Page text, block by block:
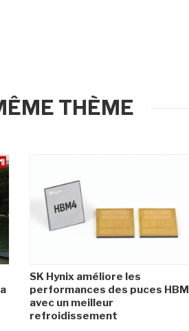
THÈME
SK Hynix améliore les
performances des puces HBM
avec un meilleur
refroidissement